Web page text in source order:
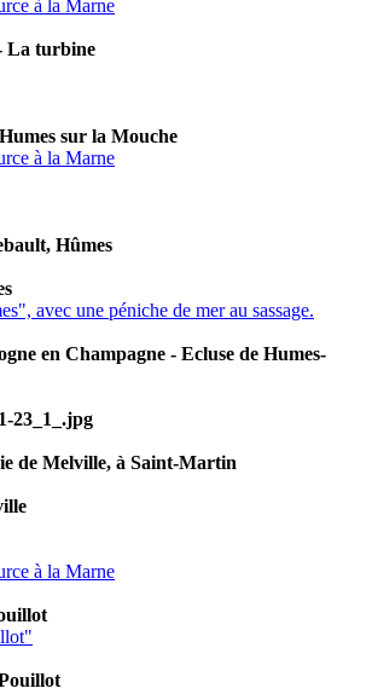
à la Marne
La turbine
sur la Mouche
à la Marne
Hûmes
avec une péniche de mer au sassage.
en Champagne - Ecluse de Humes-
23_1_.jpg
de Melville, à Saint-Martin
à la Marne